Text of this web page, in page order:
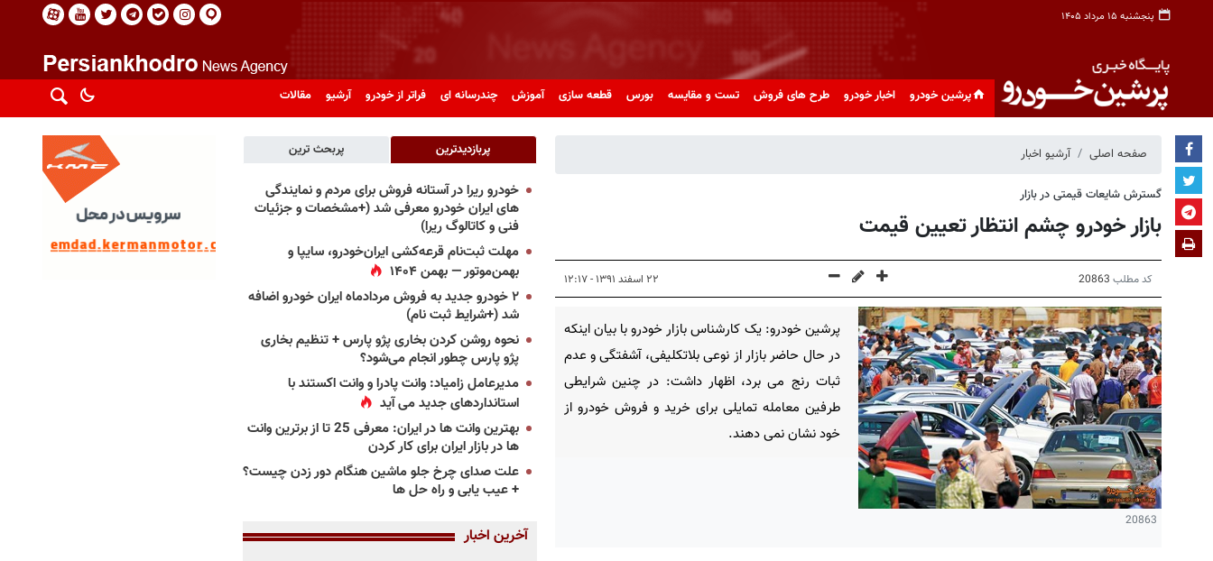
پنجشنبه ۱۵ مرداد ۱۴۰۵
پرشین خودرو اخبار خودرو طرح های فروش تست و مقایسه بورس قطعه سازی آموزش چندرسانه ای فراتر از خودرو آرشیو مقالات
صفحه اصلی آرشیو اخبار
گسترش شایعات قیمتی در بازار
بازار خودرو چشم انتظار تعیین قیمت
کد مطلب 20863 ۲۲ اسفند ۱۳۹۱ - ۱۲:۱۷
20863
پرشین خودرو: یک کارشناس بازار خودرو با بیان اینکه
در حال حاضر بازار از نوعی بلاتکلیفی، آشفتگی و عدم
ثبات رنج می برد، اظهار داشت: در چنین شرایطی
طرفین معامله تمایلی برای خرید و فروش خودرو از
خود نشان نمی دهند.
پربازدیدترین پربحث ترین
خودرو ریرا در آستانه فروش برای مردم و نمایندگی
های ایران خودرو معرفی شد (+مشخصات و جزئیات
فنی و کاتالوگ ریرا)
مهلت ثبت‌نام قرعه‌کشی ایران‌خودرو، سایپا و
بهمن‌موتور — بهمن ۱۴۰۴
۲ خودرو جدید به فروش مردادماه ایران خودرو اضافه
شد (+شرایط ثبت نام)
نحوه روشن کردن بخاری پژو پارس + تنظیم بخاری
پژو پارس چطور انجام می‌شود؟
مدیرعامل زامیاد: وانت پادرا و وانت اکستند با
استانداردهای جدید می آید
بهترین وانت ها در ایران: معرفی 25 تا از برترین وانت
ها در بازار ایران برای کار کردن
علت صدای چرخ جلو ماشین هنگام دور زدن چیست؟
+ عیب یابی و راه حل ها
آخرین اخبار